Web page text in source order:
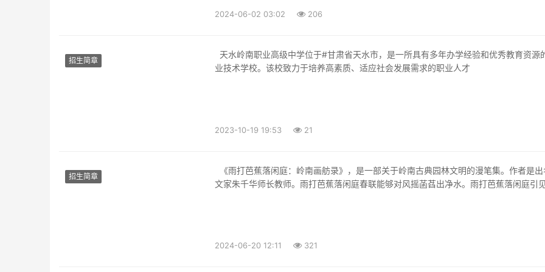
2024-06-02 03:02 206
招生简章
业技术学校。该校致力于培养高素质、适应社会发展需求的职业人才
2023-10-19 19:53 21
招生简章
文家朱千华师长教师。雨打芭蕉落闲庭春联能够对风摇菡萏出净水。雨打芭蕉落闲庭引
2024-06-20 12:11 321